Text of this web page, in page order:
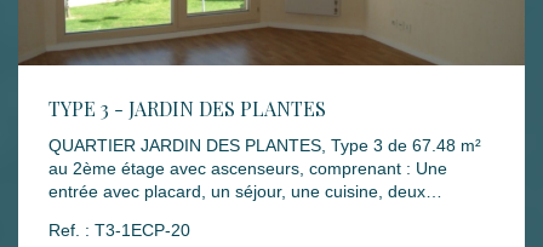
TYPE 3 - JARDIN DES PLANTES
QUARTIER JARDIN DES PLANTES, Type 3 de 67.48 m²
au 2ème étage avec ascenseurs, comprenant : Une
entrée avec placard, un séjour, une cuisine, deux
place de parking. Mode de chauffage : INDIVIDUEL
Ref. : T3-1ECP-20